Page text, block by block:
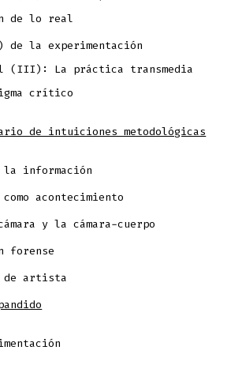
de lo real
la experimentación
(III): La práctica transmedia
crítico
de intuiciones metodológicas
la información
acontecimiento
y la cámara-cuerpo
forense
de artista